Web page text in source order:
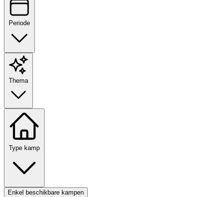
Periode
Thema
Type kamp
Enkel beschikbare kampen